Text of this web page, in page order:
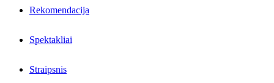
Rekomendacija
Spektakliai
Straipsnis